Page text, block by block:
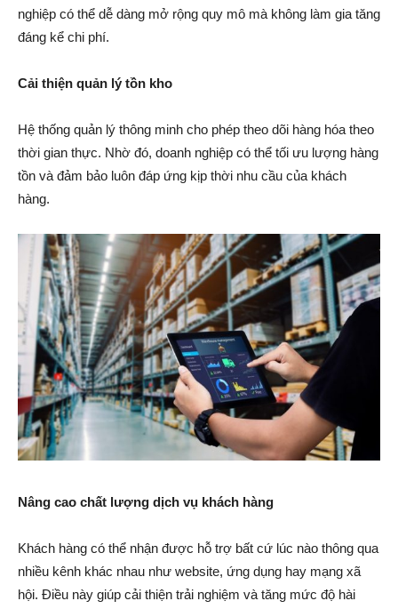
nghiệp có thể dễ dàng mở rộng quy mô mà không làm gia tăng
đáng kể chi phí.
Cải thiện quản lý tồn kho
Hệ thống quản lý thông minh cho phép theo dõi hàng hóa theo
thời gian thực. Nhờ đó, doanh nghiệp có thể tối ưu lượng hàng
tồn và đảm bảo luôn đáp ứng kịp thời nhu cầu của khách
hàng.
Nâng cao chất lượng dịch vụ khách hàng
Khách hàng có thể nhận được hỗ trợ bất cứ lúc nào thông qua
nhiều kênh khác nhau như website, ứng dụng hay mạng xã
hội. Điều này giúp cải thiện trải nghiệm và tăng mức độ hài